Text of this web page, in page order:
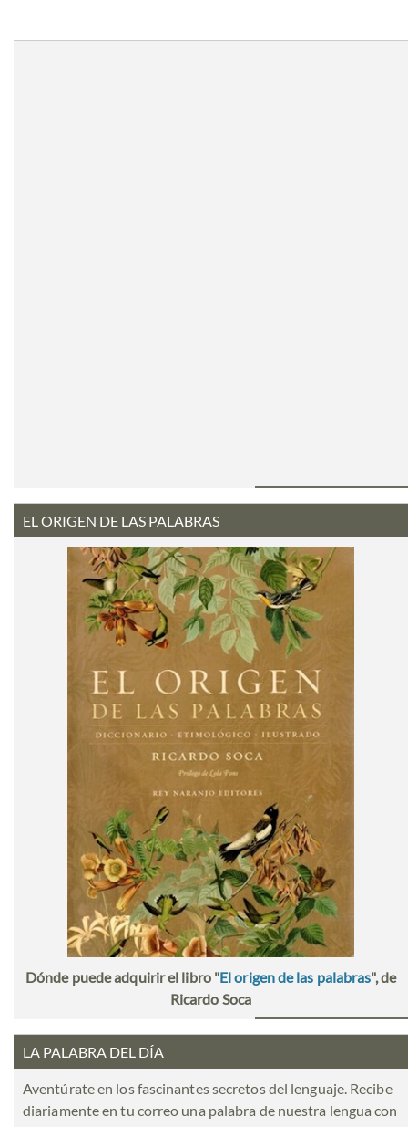
EL ORIGEN DE LAS PALABRAS
Dónde puede adquirir el libro "El origen de las palabras", de
Ricardo Soca
LA PALABRA DEL DÍA
Aventúrate en los fascinantes secretos del lenguaje. Recibe
diariamente en tu correo una palabra de nuestra lengua con